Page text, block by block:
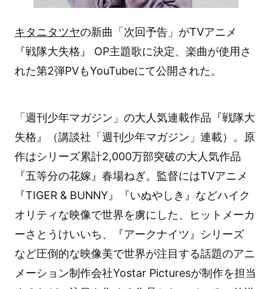
キタニタツヤの新曲「次回予告」がTVアニメ
『戦隊大失格』 OP主題歌に決定、楽曲が使用さ
れた第2弾PVもYouTubeにて公開された。
「週刊少年マガジン」の大人気連載作品『戦隊大
失格』（講談社「週刊少年マガジン」連載）。原
作はシリーズ累計2,000万部突破の大人気作品
『五等分の花嫁』春場ねぎ。監督にはTVアニメ
『TIGER & BUNNY』『いぬやしき』などハイク
オリティな映像で世界を虜にした、ヒットメーカ
ーさとうけいいち、『アークナイツ』シリーズ
など圧倒的な映像美で世界が注目する話題のアニ
メーション制作会社Yostar Picturesが制作を担当